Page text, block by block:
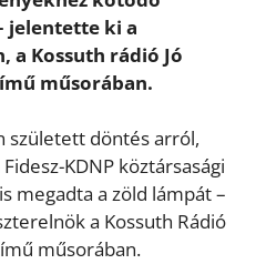
jelentette ki a
a Kossuth rádió Jó
műsorában.
született döntés arról,
KDNP köztársasági
megadta a zöld lámpát –
a Kossuth Rádió
műsorában.